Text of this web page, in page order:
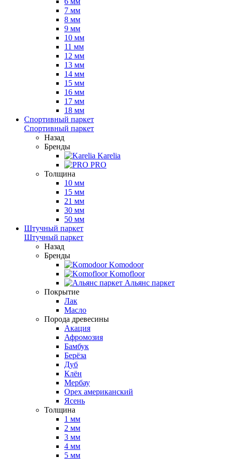
7 мм
8 мм
9 мм
10 мм
11 мм
12 мм
13 мм
14 мм
15 мм
16 мм
17 мм
18 мм
Спортивный паркет
Спортивный паркет
Назад
Бренды
Karelia
PRO
Толщина
10 мм
15 мм
21 мм
30 мм
50 мм
Штучный паркет
Штучный паркет
Назад
Бренды
Komodoor
Komofloor
Альянс паркет
Покрытие
Лак
Масло
Порода древесины
Акация
Афромозия
Бамбук
Берёза
Дуб
Клён
Мербау
Орех американский
Ясень
Толщина
1 мм
2 мм
3 мм
4 мм
5 мм